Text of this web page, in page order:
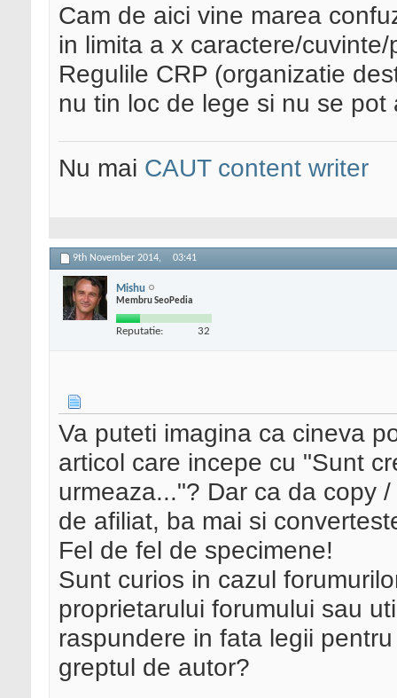
Cam de aici vine marea
in limita a x caractere/
Regulile CRP (organizatie
nu tin loc de lege si nu se pot
Nu mai CAUT content writer
9th November 2014, 03:41
Mishu
Membru SeoPedia
Reputatie: 32
Va puteti imagina ca cineva
articol care incepe cu "Sunt
urmeaza..."? Dar ca da copy
de afiliat, ba mai si
Fel de fel de specimene!
Sunt curios in cazul
proprietarului forumului sau
raspundere in fata legii
greptul de autor?